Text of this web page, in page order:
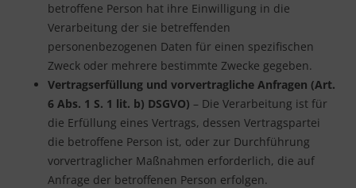
betroffene Person hat ihre Einwilligung in die
Verarbeitung der sie betreffenden
personenbezogenen Daten für einen spezifischen
Zweck oder mehrere bestimmte Zwecke gegeben.
Vertragserfüllung und vorvertragliche Anfragen (Art.
6 Abs. 1 S. 1 lit. b) DSGVO) – Die Verarbeitung ist für
die Erfüllung eines Vertrags, dessen Vertragspartei
die betroffene Person ist, oder zur Durchführung
vorvertraglicher Maßnahmen erforderlich, die auf
Anfrage der betroffenen Person erfolgen.